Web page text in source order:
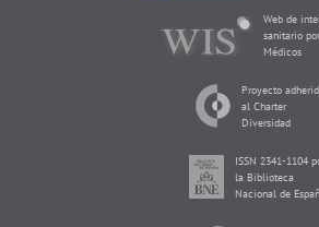
Web de
sanitario
Médicos
Proyecto
al Charter
Diversidad
ISSN 2341-1104
la Biblioteca
Nacional de